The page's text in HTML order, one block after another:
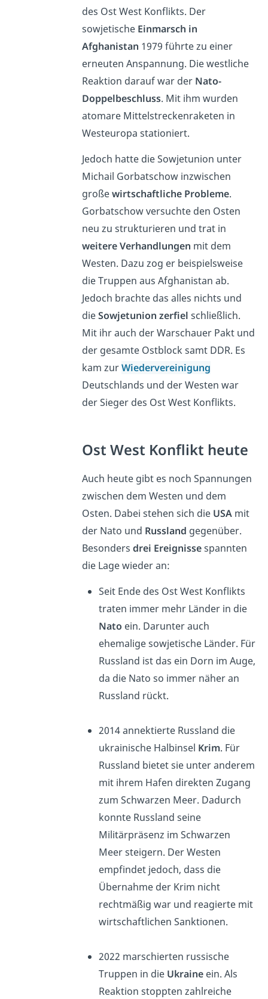
des Ost West Konflikts. Der
sowjetische Einmarsch in
Afghanistan 1979 führte zu einer
erneuten Anspannung. Die westliche
Reaktion darauf war der Nato-
Doppelbeschluss. Mit ihm wurden
atomare Mittelstreckenraketen in
Westeuropa stationiert.
Jedoch hatte die Sowjetunion unter
Michail Gorbatschow inzwischen
großewirtschaftliche Probleme.
Gorbatschow versuchte den Osten
neu zu strukturieren und trat in
weitere Verhandlungen mit dem
Westen. Dazu zog er beispielsweise
die Truppen aus Afghanistan ab.
Jedoch brachte das alles nichts und
dieSowjetunion zerfiel schließlich.
Mit ihr auch der Warschauer Pakt und
der gesamte Ostblock samt DDR. Es
kam zurWiedervereinigung
Deutschlands und der Westen war
der Sieger des Ost West Konflikts.
Ost West Konflikt heute
Auch heute gibt es noch Spannungen
zwischen dem Westen und dem
Osten. Dabei stehen sich die USAmit
der Nato und Russland gegenüber.
Besonders drei Ereignissespannten
die Lage wieder an:
Seit Ende des Ost West Konflikts
traten immer mehr Länder in die
Nato ein. Darunter auch
ehemalige sowjetische Länder. Für
Russland ist das ein Dorn im Auge,
da die Nato so immer näher an
Russland rückt.
2014 annektierte Russland die
ukrainische Halbinsel Krim. Für
Russland bietet sie unter anderem
mit ihrem Hafen direkten Zugang
zum Schwarzen Meer. Dadurch
konnte Russland seine
Militärpräsenz im Schwarzen
Meer steigern. Der Westen
empfindet jedoch, dass die
Übernahme der Krim nicht
rechtmäßig war und reagierte mit
wirtschaftlichen Sanktionen.
2022 marschierten russische
Truppen in die Ukraineein. Als
Reaktion stoppten zahlreiche